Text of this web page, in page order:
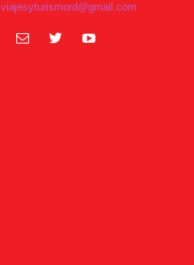
viajesyturismord@gmail.com